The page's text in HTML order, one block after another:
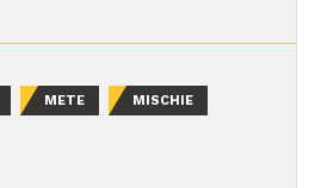
METE MISCHIE